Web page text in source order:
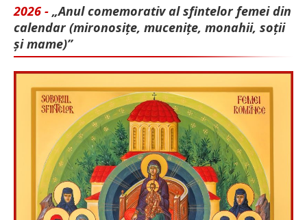
2026 - „Anul comemorativ al sfintelor femei din
calendar (mironosițe, mu­cenițe, monahii, soții
și mame)”